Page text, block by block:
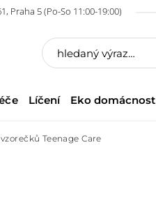
Praha 5 (Po-So 11:00-19:00)
Líčení Eko domácnost
Teenage Care